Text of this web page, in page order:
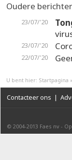
Oudere
23/07/'20
23/07/'20
22/07/'20
U bent hier: Startpagina »
Contacteer ons |
© 2004-2013 Faes nv -